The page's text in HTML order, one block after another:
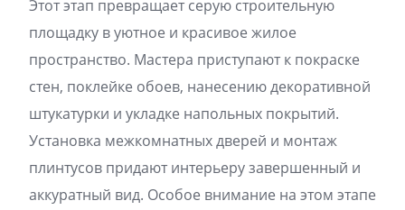
Этот этап превращает серую строительную
площадку в уютное и красивое жилое
пространство. Мастера приступают к покраске
стен, поклейке обоев, нанесению декоративной
штукатурки и укладке напольных покрытий.
Установка межкомнатных дверей и монтаж
плинтусов придают интерьеру завершенный и
аккуратный вид. Особое внимание на этом этапе